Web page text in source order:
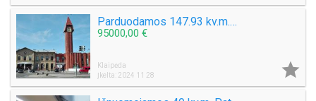
Parduodamos 147.93 kv.m. Kavinės – baro – prekybinės patalpos Priestočio g.
95000,00 €
Klaipėda
Įkelta: 2024 11 28
